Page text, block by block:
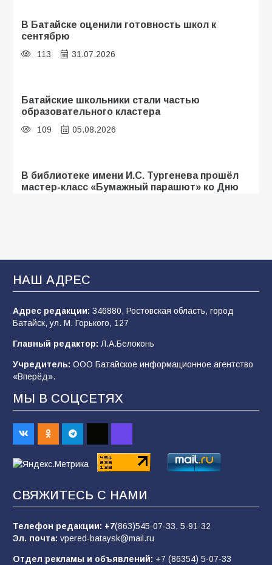
В Батайске оценили готовность школ к
сентябрю
113 31.07.2026
Батайские школьники стали частью
образовательного кластера
109 05.08.2026
В библиотеке имени И.С. Тургенева прошёл
мастер-класс «Бумажный парашют» ко Дню
«Мобилизация или набор?» Что на самом
деле происходит в армии России в августе
2026 года
В Батайске продолжаются дорожные работы
99 04.08.2026
Будет ли мобилизация в России в 2026 году
после выборов: в Госдуме дали ответ
заявления о мобилизации — это
пропагандистский вброс
85 01.08.2026
НАШ АДРЕС
Адрес редакции: 346880, Ростовская область, город
Батайск, ул. М. Горького, 127
Главный редактор: Л.А.Белоконь
Учредитель: ООО Батайское информационное агентство
«Вперёд».
МЫ В СОЦСЕТЯХ
СВЯЖИТЕСЬ С НАМИ
Телефон редакции: +7(863)545-07-33, 5-91-32
Эл. почта: vpered-bataysk@mail.ru
Отдел рекламы и объявлений: +7 (86354) 5-07-33